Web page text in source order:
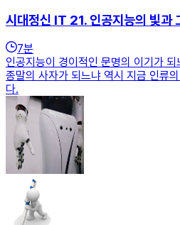
시대정신 IT 21. 인공지능의 빛과
7분
인공지능이 경이적인 문명의 이기가
종말의 사자가 되느냐 역시 지금 인류
다.